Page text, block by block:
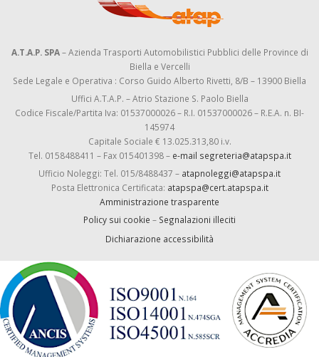
A.T.A.P. SPA– Azienda Trasporti Automobilistici Pubblici delle Province di
Biella e Vercelli
Sede Legale e Operativa : Corso Guido Alberto Rivetti, 8/B – 13900 Biella
Uffici A.T.A.P. – Atrio Stazione S. Paolo Biella
Codice Fiscale/Partita Iva: 01537000026 – R.I. 01537000026 – R.E.A. n. BI-
145974
Capitale Sociale € 13.025.313,80 i.v.
Tel. 0158488411 – Fax 015401398 – e-mail segreteria@atapspa.it
Ufficio Noleggi: Tel. 015/8488437 – atapnoleggi@atapspa.it
Posta Elettronica Certificata: atapspa@cert.atapspa.it
Amministrazione trasparente
Policy sui cookie – Segnalazioni illeciti
Dichiarazione accessibilità